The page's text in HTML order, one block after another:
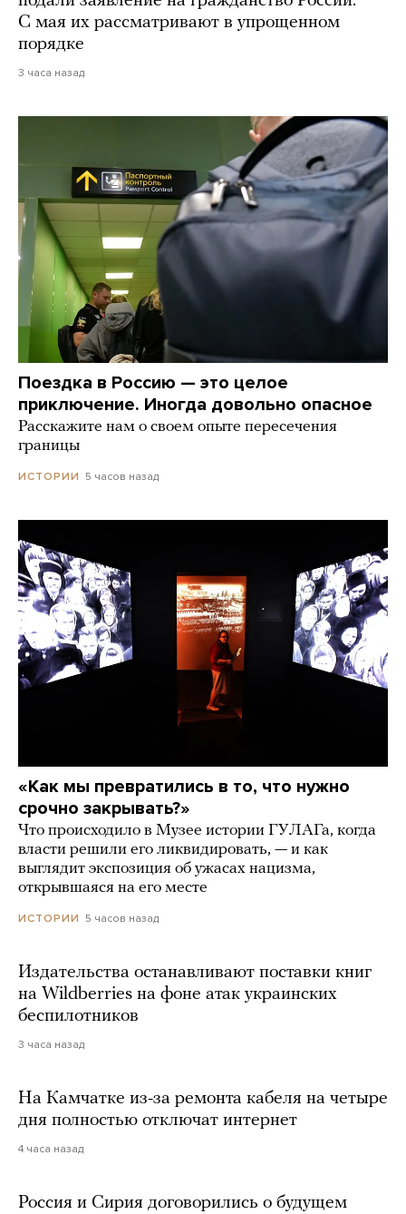
С мая их рассматривают в упрощенном
порядке
3 часа назад
Поездка в Россию — это целое
приключение. Иногда довольно опасное
Расскажите нам о своем опыте пересечения
границы
ИСТОРИИ 5 часов назад
«Как мы превратились в то, что нужно
срочно закрывать?»
Что происходило в Музее истории ГУЛАГа, когда
власти решили его ликвидировать, — и как
выглядит экспозиция об ужасах нацизма,
открывшаяся на его месте
ИСТОРИИ 5 часов назад
Издательства останавливают поставки книг
на Wildberries на фоне атак украинских
беспилотников
3 часа назад
На Камчатке из-за ремонта кабеля на четыре
дня полностью отключат интернет
4 часа назад
Россия и Сирия договорились о будущем